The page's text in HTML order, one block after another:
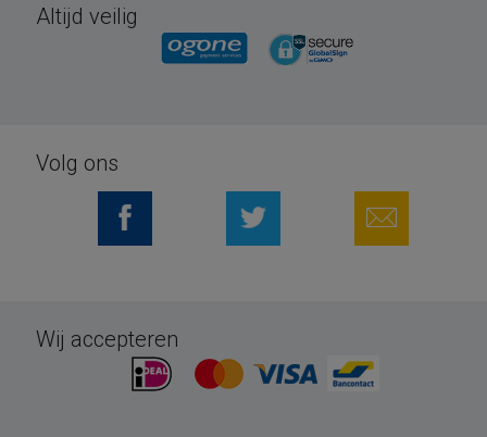
Altijd veilig
Volg ons
Wij accepteren